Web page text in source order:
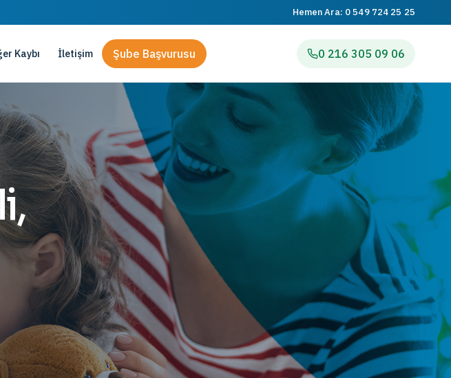
Hemen Ara: 0 549 724 25 25
Kaybı İletişim Şube Başvurusu 0 216 305 09 06